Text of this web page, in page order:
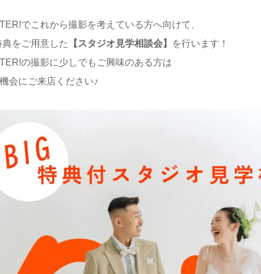
でこれから撮影を考えている方へ向けて、
をご用意した
【スタジオ見学相談会】
を行います！
の撮影に少しでもご興味のある方は
会にご来店ください♪